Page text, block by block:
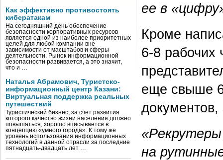
Как эффективно противостоять
кибератакам
На сегодняшний день обеспечение
безопасности корпоративных ресурсов
является одной из наиболее приоритетных
целей для любой компании вне
зависимости от масштабов и сферы
деятельности. Рынок информационной
безопасности развивается, а это значит,
что и …
Наталья Абрамович, Туристско-
информационный центр Казани:
Виртуальная поддержка реальных
путешествий
Туристический бизнес, за счет развития
которого качество жизни населения должно
повышаться, хорошо вписывается в
концепцию «умного города». К тому же
уровень использования информационных
технологий в данной отрасли за последние
пятнадцать-двадцать лет …
ее в
Кроме
6-8 рабочих
еще свыше 6
документов,
на